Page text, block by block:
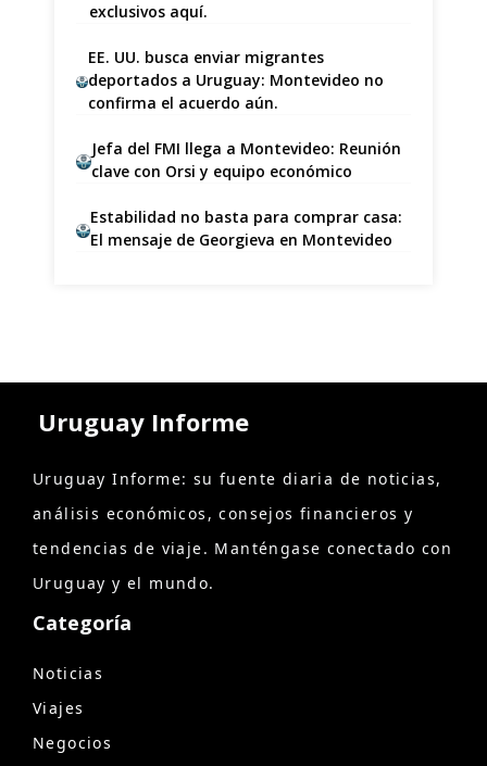
exclusivos aquí.
EE. UU. busca enviar migrantes
deportados a Uruguay: Montevideo no
confirma el acuerdo aún.
Jefa del FMI llega a Montevideo: Reunión
clave con Orsi y equipo económico
Estabilidad no basta para comprar casa:
El mensaje de Georgieva en Montevideo
Uruguay Informe
Uruguay Informe: su fuente diaria de noticias,
análisis económicos, consejos financieros y
tendencias de viaje. Manténgase conectado con
Uruguay y el mundo.
Categoría
Noticias
Viajes
Negocios